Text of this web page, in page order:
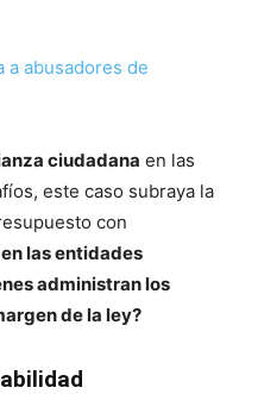
a abusadores de
ciudadana en las
este caso subraya la
con
las entidades
administran los
de la ley?